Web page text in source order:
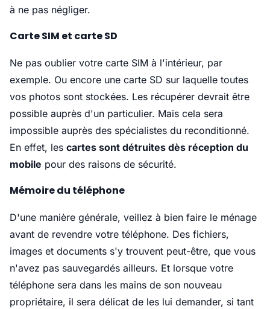
à ne pas négliger.
Carte SIM et carte SD
Ne pas oublier votre carte SIM à l'intérieur, par
exemple. Ou encore une carte SD sur laquelle toutes
vos photos sont stockées. Les récupérer devrait être
possible auprès d'un particulier. Mais cela sera
impossible auprès des spécialistes du reconditionné.
En effet, les cartes sont détruites dès réception du
mobile pour des raisons de sécurité.
Mémoire du téléphone
D'une manière générale, veillez à bien faire le ménage
avant de revendre votre téléphone. Des fichiers,
images et documents s'y trouvent peut-être, que vous
n'avez pas sauvegardés ailleurs. Et lorsque votre
téléphone sera dans les mains de son nouveau
propriétaire, il sera délicat de les lui demander, si tant